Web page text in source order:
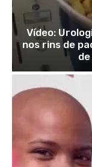
Vídeo:
nos rins de